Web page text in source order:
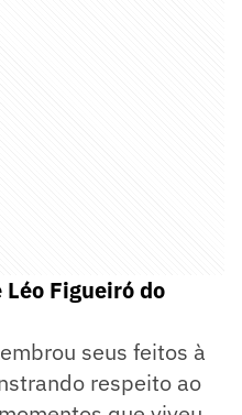
Figueiró do
seus feitos à
respeito ao